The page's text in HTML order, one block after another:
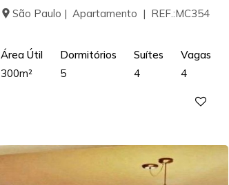
São Paulo | Apartamento | REF.:MC354
Área Útil
300m²
Dormitórios
5
Suítes
4
Vagas
4